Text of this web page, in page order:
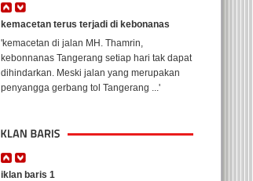
kemacetan terus terjadi di kebonanas
'kemacetan di jalan MH. Thamrin,
kebonnanas Tangerang setiap hari tak dapat
dihindarkan. Meski jalan yang merupakan
penyangga gerbang tol Tangerang ...'
iklan baris 1